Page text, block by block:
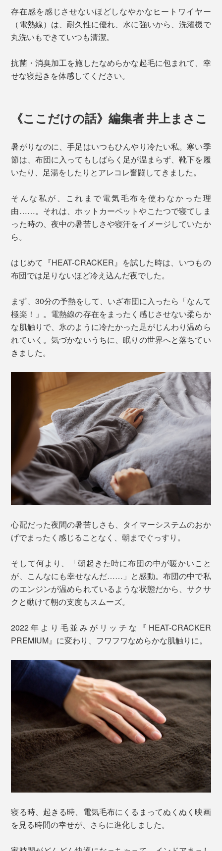
存在感を感じさせないほどしなやかなヒートワイヤー
（電熱線）は、耐久性に優れ、水に強いから、洗濯機で
丸洗いもできていつも清潔。
抗菌・消臭加工を施したなめらかな起毛に包まれて、幸
せな寝起きを体感してください。
《ここだけの話》編集者 井上まさこ
暑がりなのに、手足はいつもひんやり冷たい私。寒い季
節は、布団に入ってもしばらく足が温まらず、靴下を履
いたり、足湯をしたりとアレコレ奮闘してきました。
そんな私が、これまで電気毛布を使わなかった理
由……。それは、ホットカーペットやこたつで寝てしま
った時の、夜中の暑苦しさや寝汗をイメージしていたか
ら。
はじめて『HEAT-CRACKER』を試した時は、いつもの
布団では足りないほど冷え込んだ夜でした。
まず、30分の予熱をして、いざ布団に入ったら「なんて
極楽！」。電熱線の存在をまったく感じさせない柔らか
な肌触りで、氷のように冷たかった足がじんわり温めら
れていく。気づかないうちに、眠りの世界へと落ちてい
きました。
心配だった夜間の暑苦しさも、タイマーシステムのおか
げでまったく感じることなく、朝までぐっすり。
そして何より、「朝起きた時に布団の中が暖かいこと
が、こんなにも幸せなんだ……」と感動。布団の中で私
のエンジンが温められているような状態だから、サクサ
クと動けて朝の支度もスムーズ。
2022年より毛並みがリッチな『HEAT-CRACKER
PREMIUM』に変わり、フワフワなめらかな肌触りに。
寝る時、起きる時、電気毛布にくるまってぬくぬく映画
を見る時間の幸せが、さらに進化しました。